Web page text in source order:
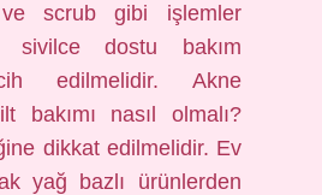
ve scrub gibi işlemler
sivilce dostu bakım
edilmelidir. Akne
bakımı nasıl olmalı?
dikkat edilmelidir. Ev
yağ bazlı ürünlerden